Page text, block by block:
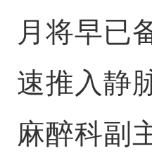
月将早已
速推入静
麻醉科副